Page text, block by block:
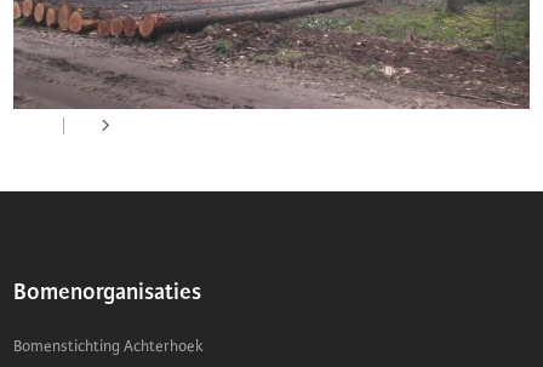
Bomenorganisaties
Bomenstichting Achterhoek